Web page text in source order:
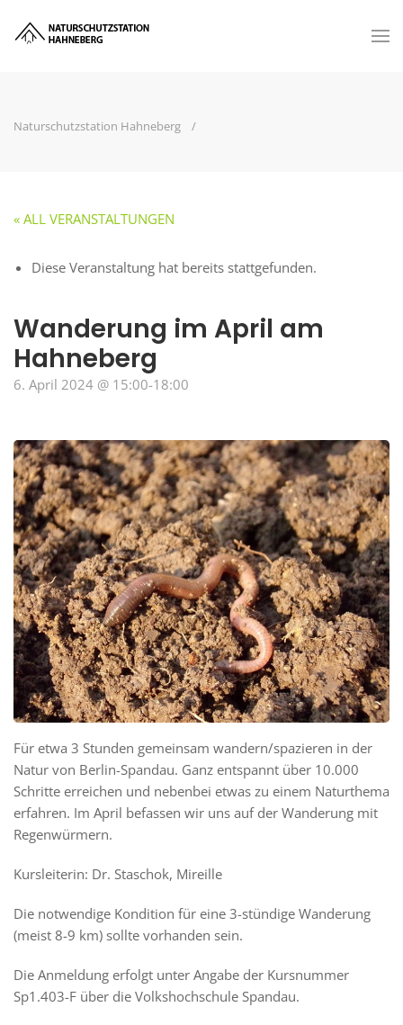
Naturschutzstation Hahneberg
« ALL VERANSTALTUNGEN
Diese Veranstaltung hat bereits stattgefunden.
Wanderung im April am
Hahneberg
6. April 2024 @ 15:00-18:00
Für etwa 3 Stunden gemeinsam wandern/spazieren in der
Natur von Berlin-Spandau. Ganz entspannt über 10.000
Schritte erreichen und nebenbei etwas zu einem Naturthema
erfahren. Im April befassen wir uns auf der Wanderung mit
Regenwürmern.
Kursleiterin: Dr. Staschok, Mireille
Die notwendige Kondition für eine 3-stündige Wanderung
(meist 8-9 km) sollte vorhanden sein.
Die Anmeldung erfolgt unter Angabe der Kursnummer
Sp1.403-F über die Volkshochschule Spandau.